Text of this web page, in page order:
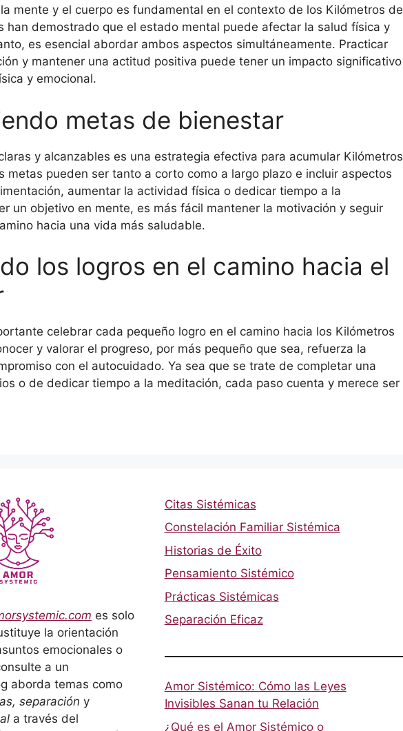
mente y el cuerpo es fundamental en el contexto de los Kilómetros de
han demostrado que el estado mental puede afectar la salud física y
es esencial abordar ambos aspectos simultáneamente. Practicar
y mantener una actitud positiva puede tener un impacto significativo
y emocional.
metas de bienestar
y alcanzables es una estrategia efectiva para acumular Kilómetros
metas pueden ser tanto a corto como a largo plazo e incluir aspectos
aumentar la actividad física o dedicar tiempo a la
un objetivo en mente, es más fácil mantener la motivación y seguir
hacia una vida más saludable.
los logros en el camino hacia el
celebrar cada pequeño logro en el camino hacia los Kilómetros
y valorar el progreso, por más pequeño que sea, refuerza la
con el autocuidado. Ya sea que se trate de completar una
o de dedicar tiempo a la meditación, cada paso cuenta y merece ser
es solo
la orientación
emocionales o
a un
aborda temas como
separación y
a través del
Citas Sistémicas
Constelación Familiar Sistémica
Historias de Éxito
Pensamiento Sistémico
Prácticas Sistémicas
Separación Eficaz
Amor Sistémico: Cómo las Leyes
Invisibles Sanan tu Relación
¿Qué es el Amor Sistémico o